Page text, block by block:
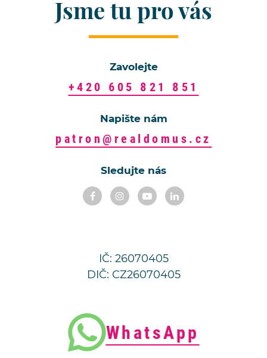
Jsme tu pro vás
Zavolejte
+420 605 821 851
Napište nám
patron@realdomus.cz
Sledujte nás
IČ: 26070405
DIČ: CZ26070405
WhatsApp